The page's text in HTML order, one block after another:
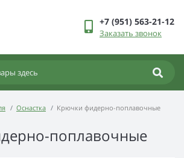
+7 (951) 563-21-12
Заказать звонок
Оснастка Крючки фидерно-поплавочные
поплавочные